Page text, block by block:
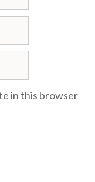
in this browser